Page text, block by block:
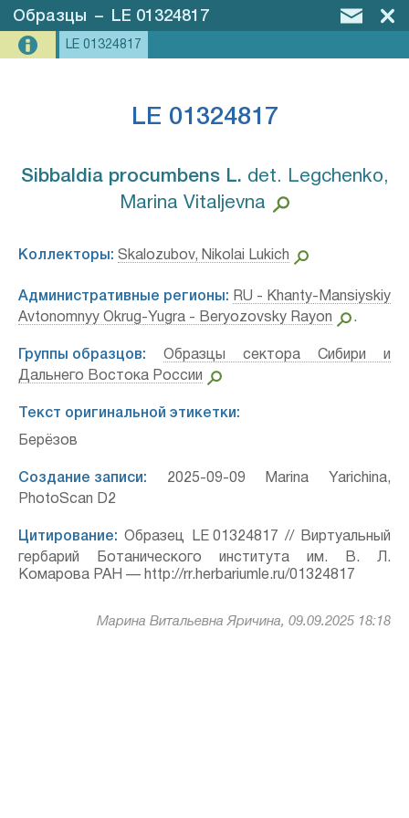
Образцы – LE 01324817
LE 01324817
LE 01324817
Sibbaldia procumbens L.⁣ det. Legchenko,
Marina Vitaljevna
Коллекторы: Skalozubov, Nikolai Lukich
Административные регионы: RU - Khanty-Mansiyskiy
Avtonomnyy Okrug-Yugra - Beryozovsky Rayon
.
Группы образцов:
Образцы сектора Сибири и
Дальнего Востока России
Текст оригинальной этикетки:
Берёзов
Создание записи: 2025-09-09 Marina Yarichina,
PhotoScan D2
Цитирование: Образец LE 01324817 // Виртуальный
гербарий Ботанического института им. В. Л.
Комарова РАН — http://rr.herbariumle.ru/01324817
Марина Витальевна Яричина, 09.09.2025 18:18